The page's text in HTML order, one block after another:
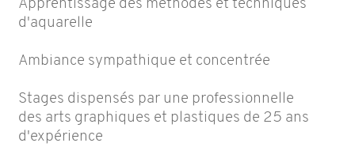
Apprentissage des méthodes et techniques
d'aquarelle
Ambiance sympathique et concentrée
Stages dispensés par une professionnelle
des arts graphiques et plastiques de 25 ans
d'expérience